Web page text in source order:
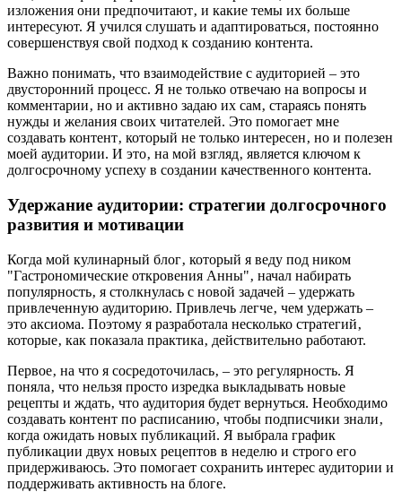
изложения они предпочитают‚ и какие темы их больше
интересуют. Я учился слушать и адаптироваться‚ постоянно
совершенствуя свой подход к созданию контента.
Важно понимать‚ что взаимодействие с аудиторией – это
двусторонний процесс. Я не только отвечаю на вопросы и
комментарии‚ но и активно задаю их сам‚ стараясь понять
нужды и желания своих читателей. Это помогает мне
создавать контент‚ который не только интересен‚ но и полезен
моей аудитории. И это‚ на мой взгляд‚ является ключом к
долгосрочному успеху в создании качественного контента.
Удержание аудитории: стратегии долгосрочного
развития и мотивации
Когда мой кулинарный блог‚ который я веду под ником
"Гастрономические откровения Анны"‚ начал набирать
популярность‚ я столкнулась с новой задачей – удержать
привлеченную аудиторию. Привлечь легче‚ чем удержать –
это аксиома. Поэтому я разработала несколько стратегий‚
которые‚ как показала практика‚ действительно работают.
Первое‚ на что я сосредоточилась‚ – это регулярность. Я
поняла‚ что нельзя просто изредка выкладывать новые
рецепты и ждать‚ что аудитория будет вернуться. Необходимо
создавать контент по расписанию‚ чтобы подписчики знали‚
когда ожидать новых публикаций. Я выбрала график
публикации двух новых рецептов в неделю и строго его
придерживаюсь. Это помогает сохранить интерес аудитории и
поддерживать активность на блоге.